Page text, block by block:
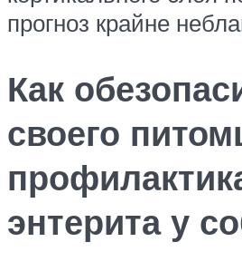
прогноз крайне
Как
своего
энтерита у